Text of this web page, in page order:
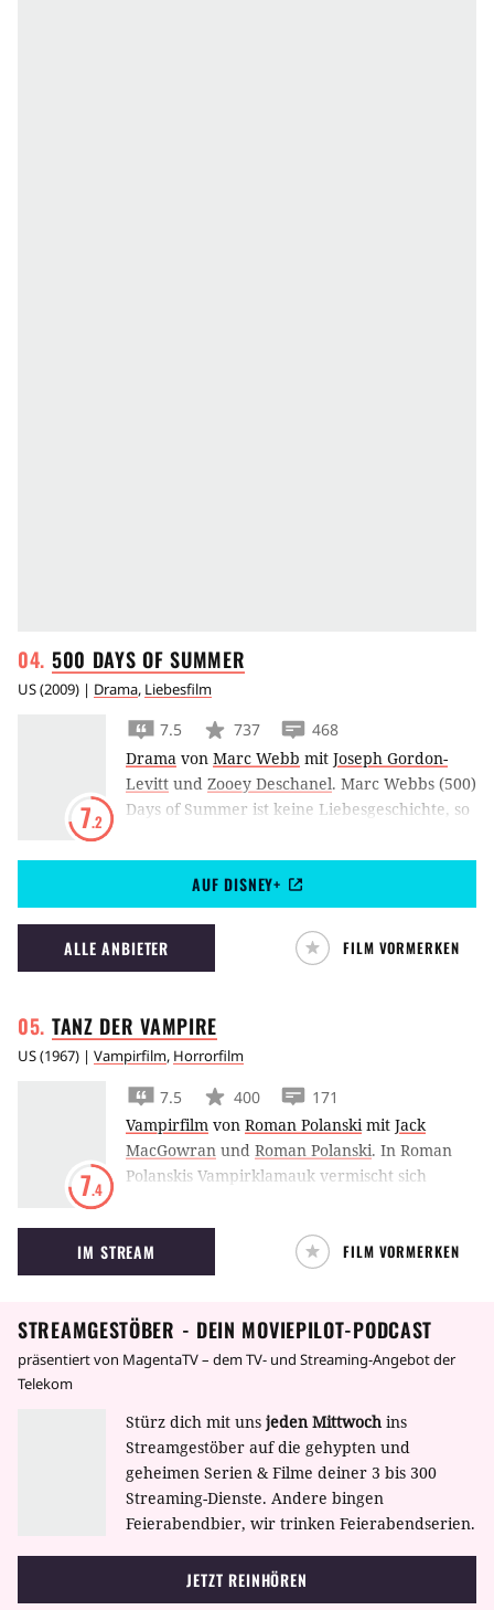
500 DAYS OFSUMMER
US(2009) | Drama, Liebesfilm
7.2
7.5 737
468
Drama von Marc Webb mit Joseph Gordon-
Levitt und Zooey Deschanel. Marc Webbs (500)
Days of Summer ist keine Liebesgeschichte, so
sich zwischen Joseph Gordon-Levitt und Zooey
Deschanel anbahnt, sieht verdächtig danach
aus.
AUF DISNEY+
ALLE ANBIETER FILM VORMERKEN
TANZ DERVAMPIRE
US(1967) | Vampirfilm, Horrorfilm
7.4
7.5 400
171
Vampirfilm von Roman Polanskimit Jack
MacGowran und Roman Polanski. In Roman
Polanskis Vampirklamauk vermischt sich
Unterhaltungsmomenten.
IM STREAM FILM VORMERKEN
STREAMGESTÖBER - DEIN MOVIEPILOT-PODCAST
präsentiert von MagentaTV – dem TV- und Streaming-Angebot der
Telekom
Stürz dich mit uns jeden Mittwoch ins
Streamgestöber auf die gehypten und
geheimen Serien & Filme deiner 3 bis 300
Streaming-Dienste. Andere bingen
Feierabendbier, wir trinken Feierabendserien.
JETZT REINHÖREN